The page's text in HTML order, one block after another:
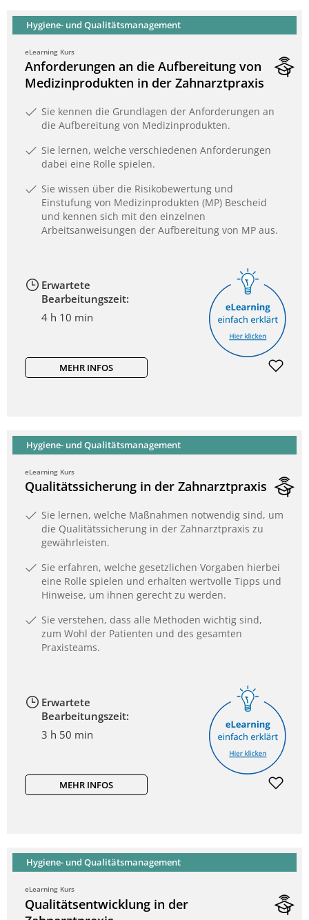
Hygiene- und Qualitätsmanagement
eLearning Kurs
Anforderungen an die Aufbereitung von
Medizinprodukten in der Zahnarztpraxis
Sie kennen die Grundlagen der Anforderungen an
die Aufbereitung von Medizinprodukten.
Sie lernen, welche verschiedenen Anforderungen
dabei eine Rolle spielen.
Sie wissen über die Risikobewertung und
Einstufung von Medizinprodukten (MP) Bescheid
und kennen sich mit den einzelnen
Arbeitsanweisungen der Aufbereitung von MP aus.
Erwartete
Bearbeitungszeit:
4 h 10 min
MEHR INFOS
Hygiene- und Qualitätsmanagement
eLearning Kurs
Qualitätssicherung in der Zahnarztpraxis
Sie lernen, welche Maßnahmen notwendig sind, um
die Qualitätssicherung in der Zahnarztpraxis zu
gewährleisten.
Sie erfahren, welche gesetzlichen Vorgaben hierbei
eine Rolle spielen und erhalten wertvolle Tipps und
Hinweise, um ihnen gerecht zu werden.
Sie verstehen, dass alle Methoden wichtig sind,
zum Wohl der Patienten und des gesamten
Praxisteams.
Erwartete
Bearbeitungszeit:
3 h 50 min
MEHR INFOS
Hygiene- und Qualitätsmanagement
eLearning Kurs
Qualitätsentwicklung in der